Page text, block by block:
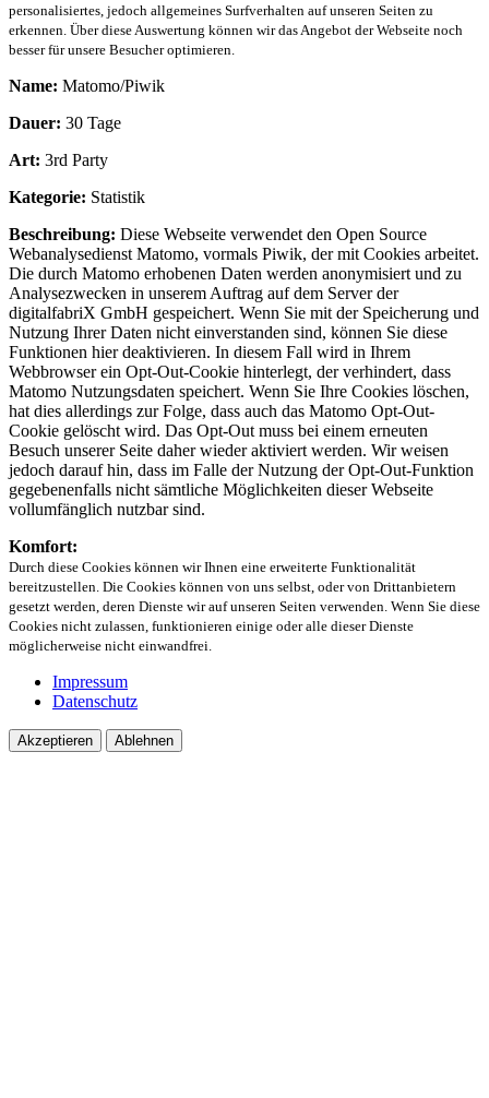
personalisiertes, jedoch allgemeines Surfverhalten auf unseren Seiten zu
erkennen. Über diese Auswertung können wir das Angebot der Webseite noch
besser für unsere Besucher optimieren.
Name: Matomo/Piwik
Dauer: 30 Tage
Art: 3rd Party
Kategorie: Statistik
Beschreibung: Diese Webseite verwendet den Open Source
Webanalysedienst Matomo, vormals Piwik, der mit Cookies arbeitet.
Die durch Matomo erhobenen Daten werden anonymisiert und zu
Analysezwecken in unserem Auftrag auf dem Server der
digitalfabriX GmbH gespeichert. Wenn Sie mit der Speicherung und
Nutzung Ihrer Daten nicht einverstanden sind, können Sie diese
Funktionen hier deaktivieren. In diesem Fall wird in Ihrem
Webbrowser ein Opt-Out-Cookie hinterlegt, der verhindert, dass
Matomo Nutzungsdaten speichert. Wenn Sie Ihre Cookies löschen,
hat dies allerdings zur Folge, dass auch das Matomo Opt-Out-
Cookie gelöscht wird. Das Opt-Out muss bei einem erneuten
Besuch unserer Seite daher wieder aktiviert werden. Wir weisen
jedoch darauf hin, dass im Falle der Nutzung der Opt-Out-Funktion
gegebenenfalls nicht sämtliche Möglichkeiten dieser Webseite
vollumfänglich nutzbar sind.
Komfort:
Durch diese Cookies können wir Ihnen eine erweiterte Funktionalität
bereitzustellen. Die Cookies können von uns selbst, oder von Drittanbietern
gesetzt werden, deren Dienste wir auf unseren Seiten verwenden. Wenn Sie diese
Cookies nicht zulassen, funktionieren einige oder alle dieser Dienste
möglicherweise nicht einwandfrei.
Impressum
Datenschutz
Akzeptieren Ablehnen